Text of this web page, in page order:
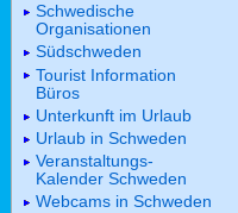
Schwedische
Organisationen
Südschweden
Tourist Information
Büros
Unterkunft im Urlaub
Urlaub in Schweden
Veranstaltungs-
Kalender Schweden
Webcams in Schweden